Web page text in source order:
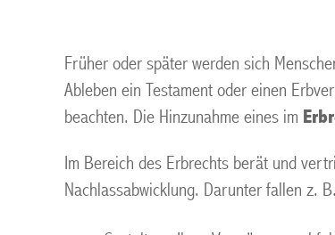
Früher oder später werden sich
Ableben ein Testament oder einen
beachten. Die Hinzunahme eines im
Im Bereich des Erbrechts berät und
Nachlassabwicklung. Darunter fallen z. B.